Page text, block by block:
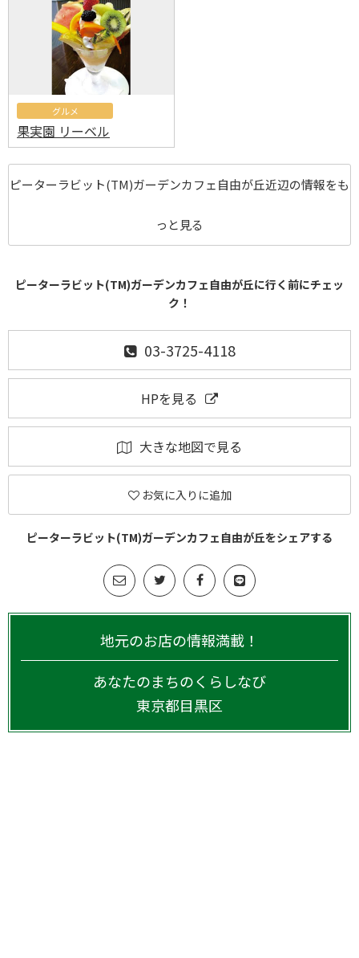
グルメ
果実園 リーベル
ピーターラビット(TM)ガーデンカフェ自由が丘近辺の情報をも
っと見る
ピーターラビット(TM)ガーデンカフェ自由が丘に行く前にチェッ
ク！
03-3725-4118
HPを見る
大きな地図で見る
お気に入りに追加
ピーターラビット(TM)ガーデンカフェ自由が丘をシェアする
地元のお店の情報満載！
あなたのまちのくらしなび
東京都目黒区